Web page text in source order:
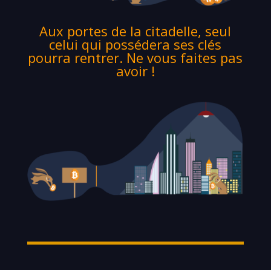
Aux portes de la citadelle, seul
celui qui possédera ses clés
pourra rentrer. Ne vous faites pas
avoir !